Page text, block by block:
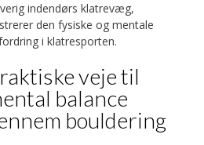
indendørs klatrevæg,
den fysiske og mentale
i klatresporten.
veje til
balance
bouldering